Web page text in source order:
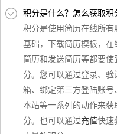
积分是什么？怎么获取积
积分是使用简历在线所有
基础，下载简历模板，在
简历和发送简历等都要使
分。您可以通过登录、验
箱、绑定第三方登陆账号
本站等一系列的动作来获
分。也可以通过充值快速